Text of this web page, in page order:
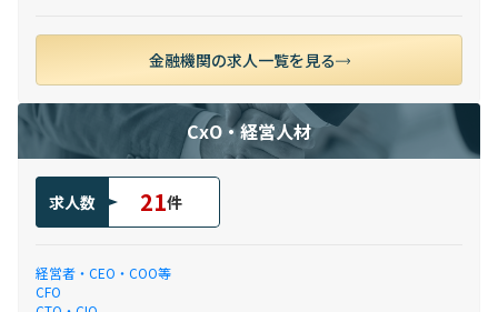
金融機関の求人一覧を見る
CxO・経営人材
求人数 21件
経営者・CEO・COO等
CFO